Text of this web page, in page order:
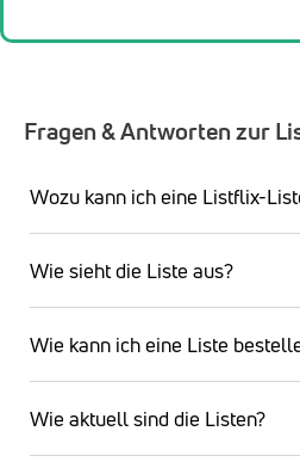
Fragen & Antworten zur
Wozu kann ich eine Listflix-
Wie sieht die Liste aus?
Wie kann ich eine Liste
Wie aktuell sind die Listen?